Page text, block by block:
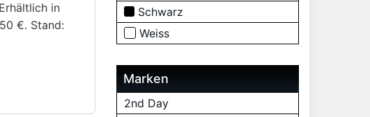
in
€. Stand:
Schwarz
Weiss
Marken
2nd Day